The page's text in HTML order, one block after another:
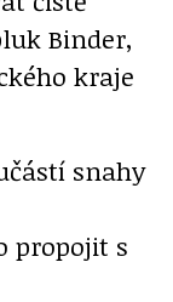
Binder,
kraje
snahy
propojit s